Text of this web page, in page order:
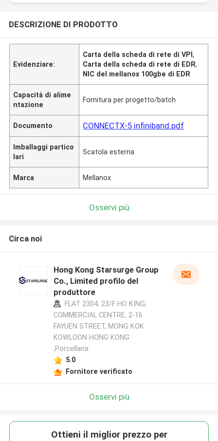
DESCRIZIONE DI PRODOTTO
Evidenziare:
Carta della scheda di rete di VPI,
Carta della scheda di rete di EDR,
NIC del mellanox 100gbe di EDR
Capacità di alime
ntazione
Fornitura per progetto/batch
Documento CONNECTX-5 infiniband.pdf
Imballaggi partico
lari
Scatola esterna
Marca Mellanox
Osservi più
Circa noi
Hong Kong Starsurge Group
Co., Limited profilo del
produttore
FLAT 2304, 23/F HO KING,
COMMERCIAL CENTRE, 2-16
FAYUEN STREET, MONG KOK
KOWLOON HONG KONG
,Porcellana
5.0
Fornitore verificato
Osservi più
Ottieni il miglior prezzo per